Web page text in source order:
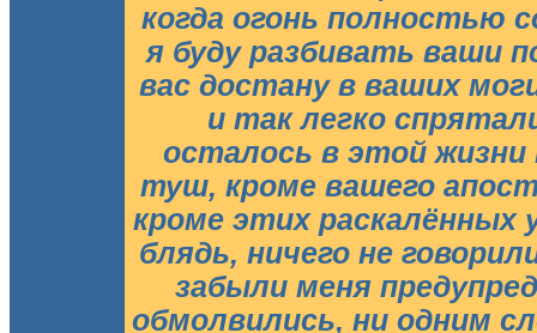
когда огонь полностью
я буду разбивать ваши
вас достану в ваших
и так легко
осталось в этой
туш, кроме вашего
кроме этих раскалённых
блядь, ничего не
забыли меня
обмолвились, ни одним